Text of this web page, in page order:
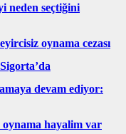
neden seçtiğini
oynama cezası
devam ediyor:
oynama hayalim var